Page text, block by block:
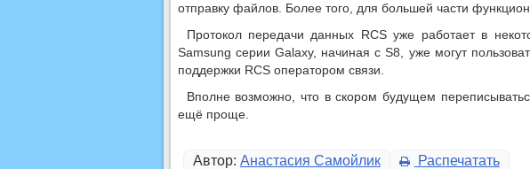
отправку файлов. Более того, для большей части
Протокол передачи данных RCS уже работает в
Samsung серии Galaxy, начиная с S8, уже могут
поддержки RCS оператором связи.
Вполне возможно, что в скором будущем
ещё проще.
Автор: Анастасия Самойлик Распечатать